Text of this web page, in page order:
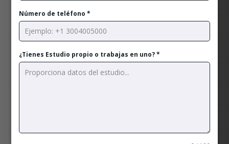
Número de teléfono*
¿Tienes Estudio propio o trabajas en uno?*